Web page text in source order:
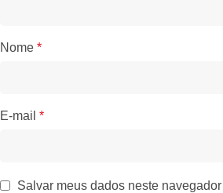
Nome *
E-mail *
Salvar meus dados neste